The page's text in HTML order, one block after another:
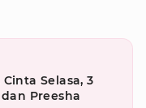
Selasa, 3
Preesha